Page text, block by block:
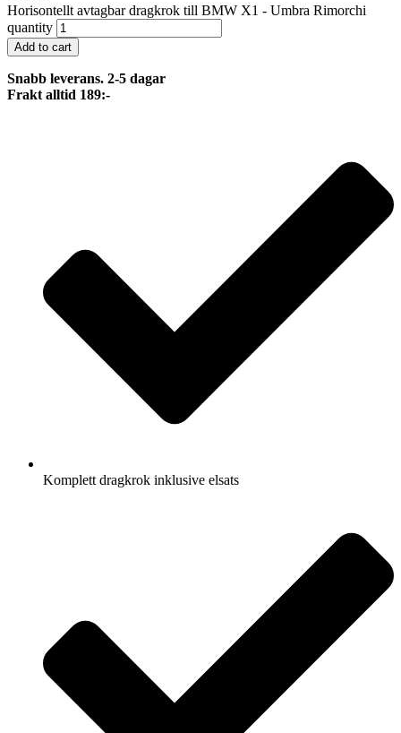
Horisontellt avtagbar dragkrok till BMW X1 - Umbra Rimorchi
quantity
Add to cart
Snabb leverans. 2-5 dagar
Frakt alltid 189:-
Komplett dragkrok inklusive elsats